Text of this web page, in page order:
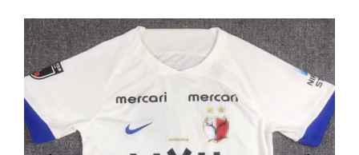
代表-クラブ
スペインリーグ
フランスリーグ
プレミアリーグ